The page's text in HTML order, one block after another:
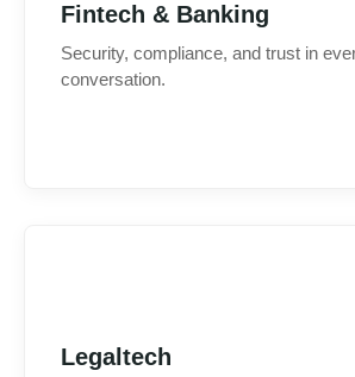
Fintech & Banking
Security, compliance, and trust in
conversation.
Legaltech